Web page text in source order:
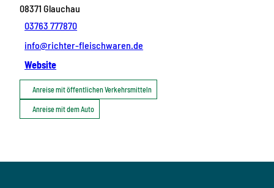
08371 Glauchau
03763 777870
info@richter-fleischwaren.de
Website
Anreise mit öffentlichen Verkehrsmitteln
Anreise mit dem Auto